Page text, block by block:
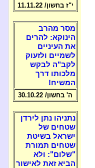
י"ז בחשון/ 11.11.22
מסר מהרב
הינוקא: להרים
את העיניים
לשמיים ולזעוק
לקב"ה לבקש
מלכותו דרך
המשיח!
ה' בחשון/ 30.10.22
נתניהו נתן לירדן
שטחים של
ישראל בשיטת
שטחים תמורת
"שלום": ולא
הביא זאת לאישור